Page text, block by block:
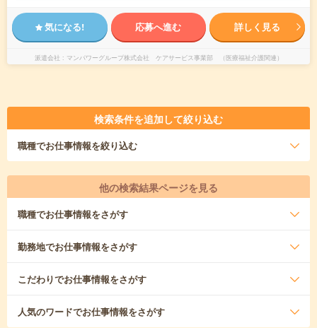
気になる! 応募へ進む 詳しく見る
派遣会社 マンパワーグループ株式会社 ケアサービス事業部 （医療福祉介護関連）
検索条件を追加して絞り込む
職種でお仕事情報を絞り込む
他の検索結果ページを見る
職種でお仕事情報をさがす
勤務地でお仕事情報をさがす
こだわりでお仕事情報をさがす
人気のワードでお仕事情報をさがす